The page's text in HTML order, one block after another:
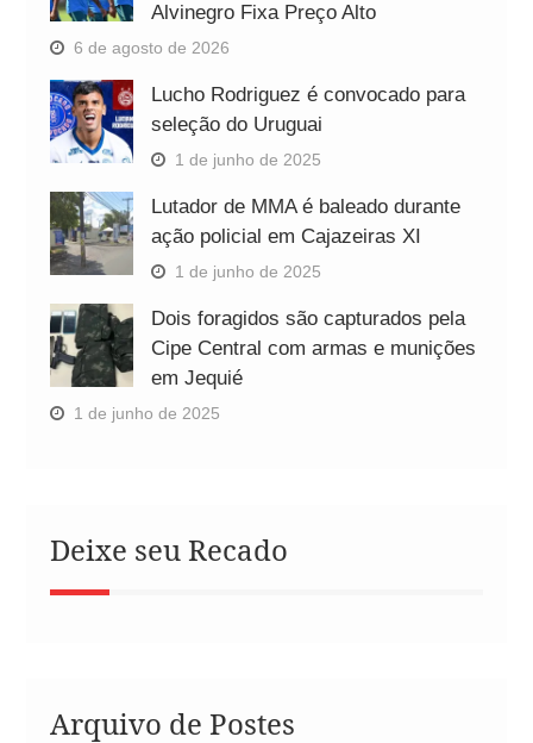
Alvinegro Fixa Preço Alto
6 de agosto de 2026
Lucho Rodriguez é convocado para
seleção do Uruguai
1 de junho de 2025
Lutador de MMA é baleado durante
ação policial em Cajazeiras XI
1 de junho de 2025
Dois foragidos são capturados pela
Cipe Central com armas e munições
em Jequié
1 de junho de 2025
Deixe seu Recado
Arquivo de Postes